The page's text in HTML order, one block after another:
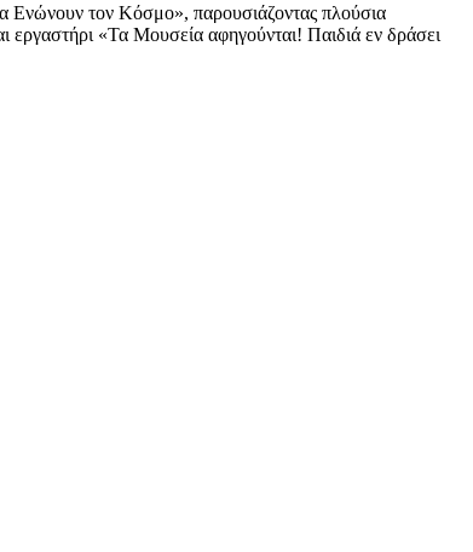
Ενώνουν τον Κόσμο», παρουσιάζοντας πλούσια
«Τα Μουσεία αφηγούνται! Παιδιά εν δράσει